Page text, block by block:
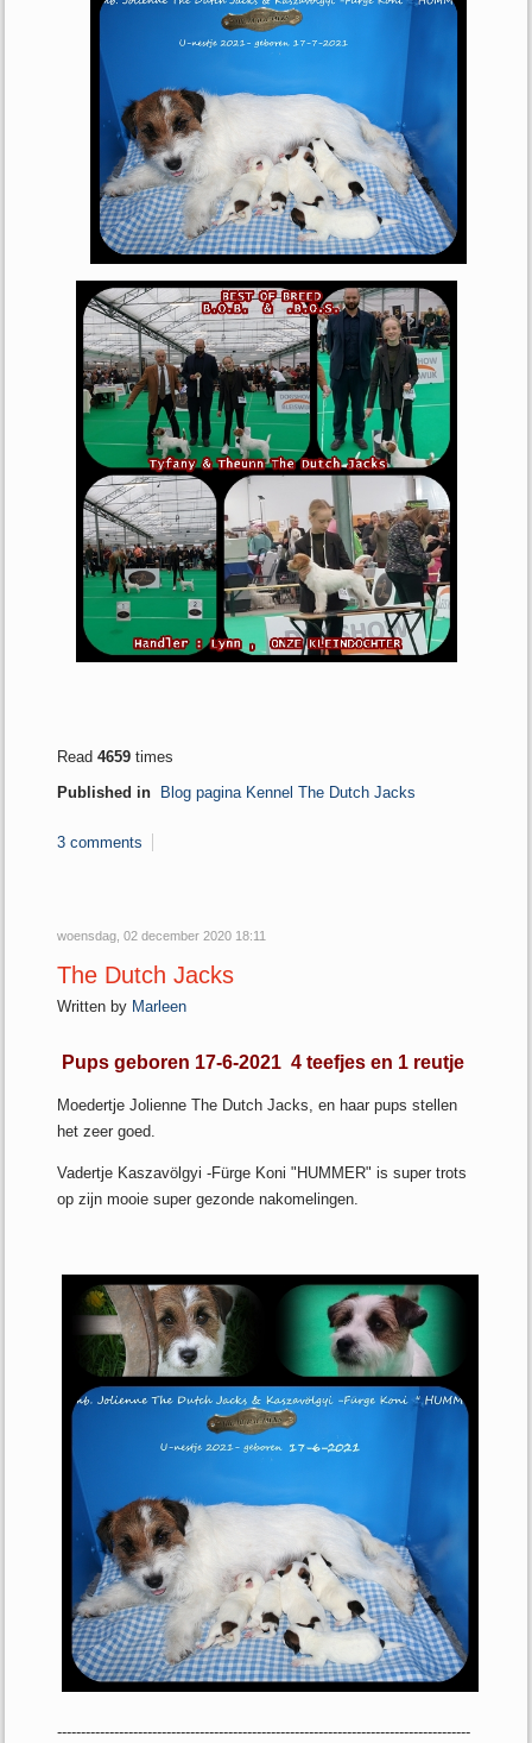
Read4659 times
Published in
Blog pagina Kennel The Dutch Jacks
3 comments
woensdag, 02 december 2020 18:11
The Dutch Jacks
Written by Marleen
Pups geboren 17-6-2021 4 teefjes en 1 reutje
Moedertje Jolienne The Dutch Jacks, en haar pups stellen
het zeer goed.
Vadertje Kaszavölgyi -Fürge Koni "HUMMER" is super trots
op zijn mooie super gezonde nakomelingen.
---------------------------------------------------------------------------------------